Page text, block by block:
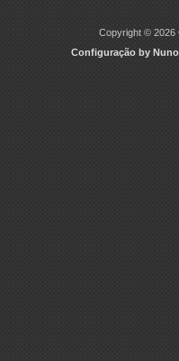
Copyright © 2026
Configuração by